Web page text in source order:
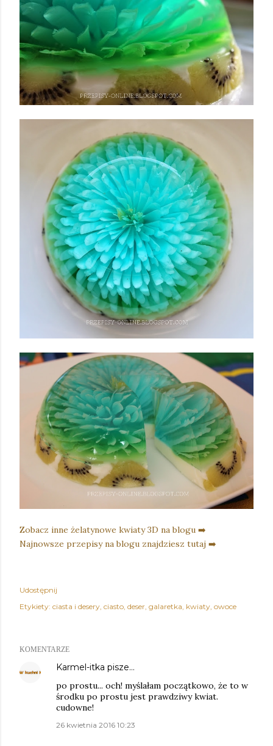
Zobacz inne żelatynowe kwiaty 3D na blogu ➡️
Najnowsze przepisy na blogu znajdziesz tutaj ➡️
Udostępnij
Etykiety: ciasta i desery ciasto deser galaretka kwiaty owoce
KOMENTARZE
Karmel-itka pisze…
po prostu... och! myślałam początkowo, że to w
środku po prostu jest prawdziwy kwiat.
cudowne!
26 kwietnia 2016 10:23